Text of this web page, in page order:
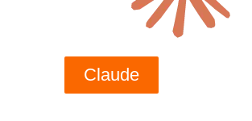
Claude